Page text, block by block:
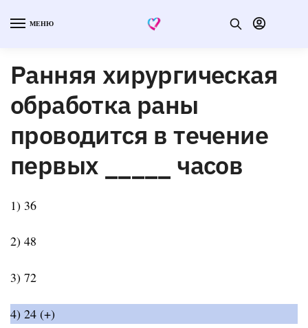
МЕНЮ
Ранняя хирургическая
обработка раны
проводится в течение
первых _____ часов
1) 36
2) 48
3) 72
4) 24 (+)